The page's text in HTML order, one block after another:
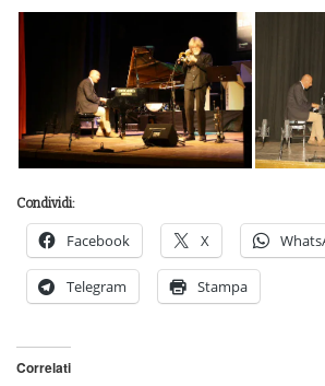
Condividi:
Facebook X
Telegram Stampa
Correlati